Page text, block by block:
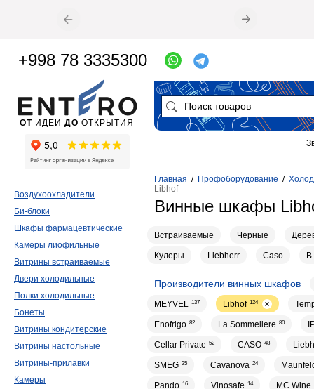
Главная / Профоборудование /
Libhof
Винные шкафы
Встраиваемые Черные
Кулеры Liebherr Caso В
Производители винных шкафов
MEYVEL 137 Libhof 124
Enofrigo 82 La Sommeliere 80
Cellar Private 52 CASO 48
SMEG 25 Cavanova 24
Pando 16 Vinosafe 14 MC Wine
Воздухоохладители
Би-блоки
Шкафы фармацевтические
Камеры лиофильные
Витрины встраиваемые
Двери холодильные
Полки холодильные
Бонеты
Витрины кондитерские
Витрины настольные
Витрины-прилавки
Камеры
ОТ ИДЕИ ДО ОТКРЫТИЯ
+998 78 3335300